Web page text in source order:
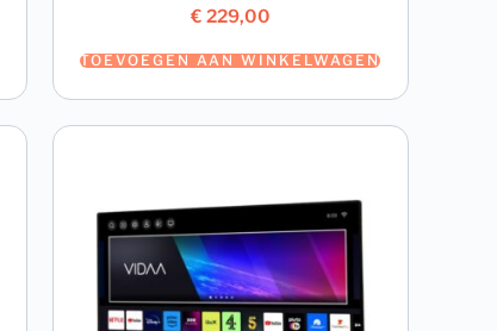
€ 229,00
TOEVOEGEN AAN WINKELWAGEN